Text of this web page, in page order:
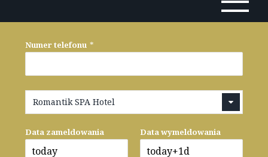
Numer telefonu *
Romantik SPA Hotel
Data zameldowania Data wymeldowania